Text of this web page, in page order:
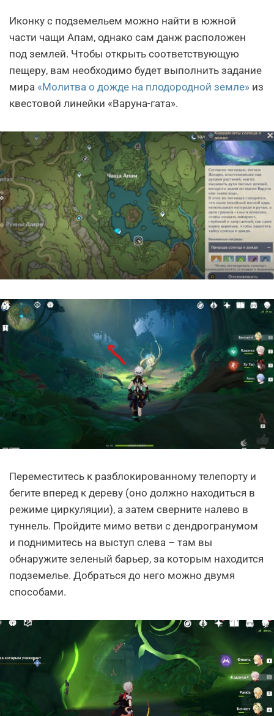
Иконку с подземельем можно найти в южной
части чащи Апам, однако сам данж расположен
под землей. Чтобы открыть соответствующую
пещеру, вам необходимо будет выполнить задание
мира «Молитва о дожде на плодородной земле» из
квестовой линейки «Варуна-гата».
Переместитесь к разблокированному телепорту и
бегите вперед к дереву (оно должно находиться в
режиме циркуляции), а затем сверните налево в
туннель. Пройдите мимо ветви с дендрогранумом
и поднимитесь на выступ слева – там вы
обнаружите зеленый барьер, за которым находится
подземелье. Добраться до него можно двумя
способами.